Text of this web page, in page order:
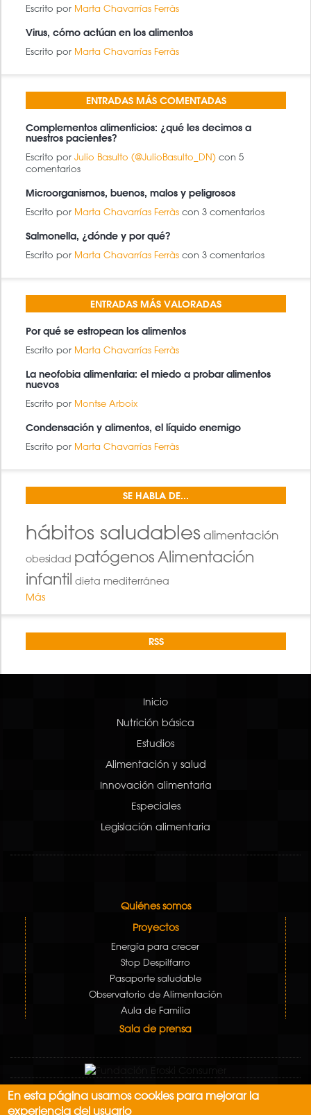
Escrito por Marta Chavarrías Ferràs
Virus, cómo actúan en los alimentos
Escrito por Marta Chavarrías Ferràs
ENTRADAS MÁS COMENTADAS
Complementos alimenticios: ¿qué les decimos a
nuestros pacientes?
Escrito por Julio Basulto (@JulioBasulto_DN) con 5
comentarios
Microorganismos, buenos, malos y peligrosos
Escrito por Marta Chavarrías Ferràs con 3 comentarios
Salmonella, ¿dónde y por qué?
Escrito por Marta Chavarrías Ferràs con 3 comentarios
ENTRADAS MÁS VALORADAS
Por qué se estropean los alimentos
Escrito por Marta Chavarrías Ferràs
La neofobia alimentaria: el miedo a probar alimentos
nuevos
Escrito por Montse Arboix
Condensación y alimentos, el líquido enemigo
Escrito por Marta Chavarrías Ferràs
SE HABLA DE...
hábitos saludablesalimentación
obesidad patógenos Alimentación
infantil dieta mediterránea
Más
RSS
Inicio
Nutrición básica
Estudios
Alimentación y salud
Innovación alimentaria
Especiales
Legislación alimentaria
Quiénes somos
Proyectos
Energía para crecer
Stop Despilfarro
Pasaporte saludable
Observatorio de Alimentación
Aula de Familia
Sala de prensa
Aviso Legal
En esta página usamos cookies para mejorar la
experiencia del usuario